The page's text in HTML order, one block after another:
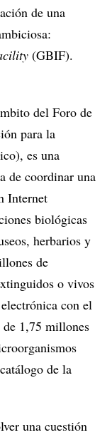
de una
(GBIF).
del Foro de
para la
es una
de coordinar una
Internet
biológicas
herbarios y
de
o vivos
con el
1,75 millones
de la
una cuestión